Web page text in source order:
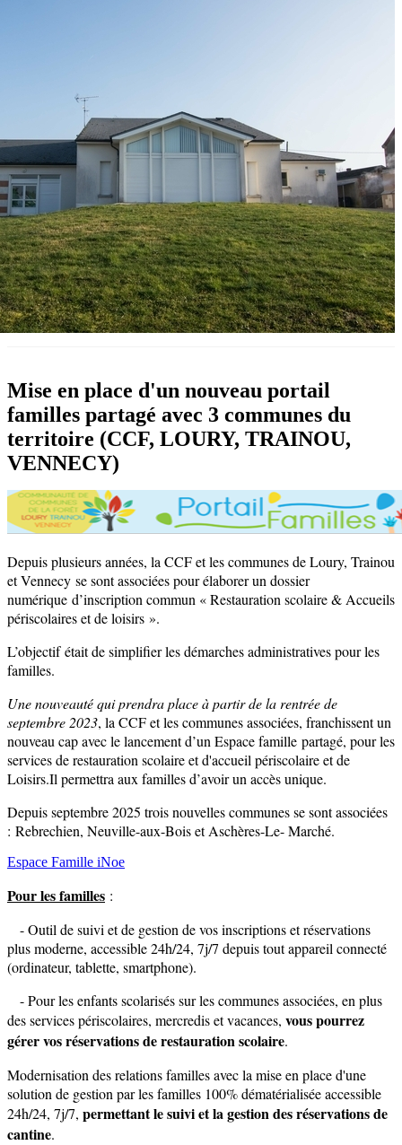
Mise en place d'un nouveau portail
familles partagé avec 3 communes du
territoire (CCF, LOURY, TRAINOU,
VENNECY)
Depuis plusieurs années, la CCF et les communes de Loury, Trainou
et Vennecy se sont associées pour élaborer un dossier
numérique d’inscription commun « Restauration scolaire & Accueils
périscolaires et de loisirs ».
L’objectif était de simplifier les démarches administratives pour les
familles.
Une nouveauté qui prendra place à partir de la rentrée de
septembre 2023, la CCF et les communes associées, franchissent un
nouveau cap avec le lancement d’un Espace famille partagé, pour les
services de restauration scolaire et d'accueil périscolaire et de
Loisirs.Il permettra aux familles d’avoir un accès unique.
Depuis septembre 2025 trois nouvelles communes se sont associées
: Rebrechien, Neuville-aux-Bois et Aschères-Le- Marché.
Espace Famille iNoe
Pour les familles :
- Outil de suivi et de gestion de vos inscriptions et réservations
plus moderne, accessible 24h/24, 7j/7 depuis tout appareil connecté
(ordinateur, tablette, smartphone).
- Pour les enfants scolarisés sur les communes associées, en plus
des services périscolaires, mercredis et vacances, vous pourrez
gérer vos réservations de restauration scolaire.
Modernisation des relations familles avec la mise en place d'une
solution de gestion par les familles 100% dématérialisée accessible
24h/24, 7j/7, permettant le suivi et la gestion des réservations de
cantine.